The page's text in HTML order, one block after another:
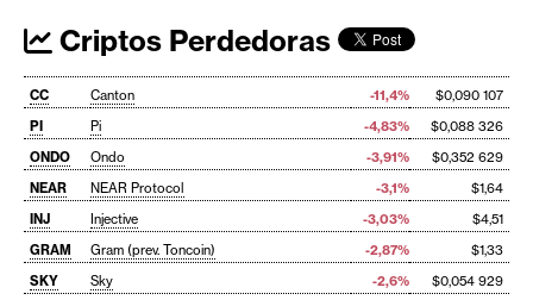
Criptos Perdedoras
CC Canton -11,4%
$0,090 107
PI
Pi -4,83%
$0,088 326
ONDO
Ondo -3,91%
$0,352 629
NEAR
NEAR Protocol -3,1%
$1,64
INJ
Injective -3,03%
$4,51
GRAM
Gram (prev. Toncoin) -2,87%
$1,33
SKY
Sky -2,6%
$0,054 929